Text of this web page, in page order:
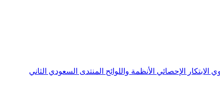
الابتكار الإحصائي الأنظمة واللوائح المنتدى السعودي الثاني